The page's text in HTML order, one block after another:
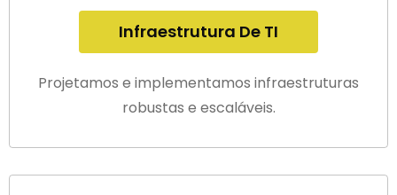
Infraestrutura De TI
Projetamos e implementamos infraestruturas
robustas e escaláveis.